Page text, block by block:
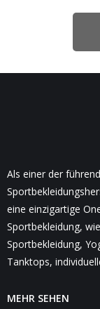
Als einer der
eine einzigartige
Sportbekleidung,
Sportbekleidung,
Tanktops,
MEHR SEHEN